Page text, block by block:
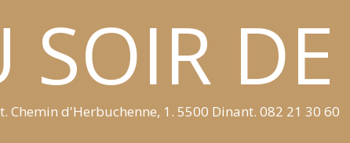
SOIR
Chemin d'Herbuchenne, 1. 5500 Dinant. 082 21 30 60